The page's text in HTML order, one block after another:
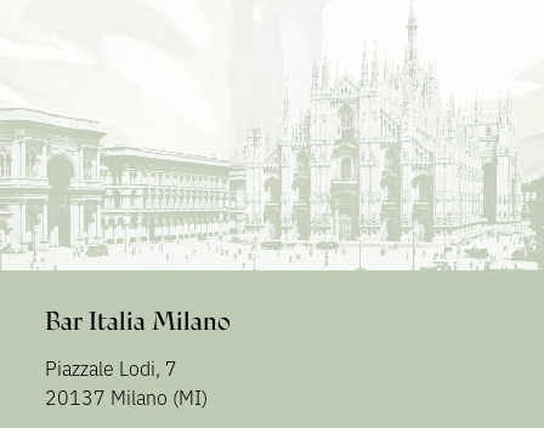
Bar Italia Milano
Piazzale Lodi, 7
20137 Milano (MI)